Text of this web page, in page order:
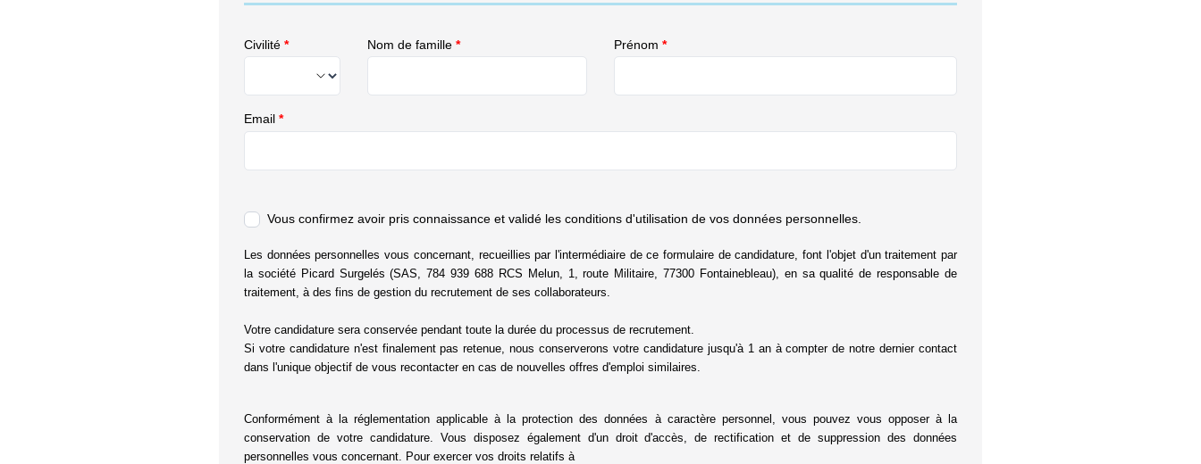
Civilité * Nom de famille * Prénom *
Email *
Vous confirmez avoir pris connaissance et validé les conditions d'utilisation de vos données personnelles.
Les données personnelles vous concernant, recueillies par l'intermédiaire de ce formulaire de candidature, font l'objet d'un traitement par
la société Picard Surgelés (SAS, 784 939 688 RCS Melun, 1, route Militaire, 77300 Fontainebleau), en sa qualité de responsable de
traitement, à des fins de gestion du recrutement de ses collaborateurs.
Votre candidature sera conservée pendant toute la durée du processus de recrutement.
Si votre candidature n'est finalement pas retenue, nous conserverons votre candidature jusqu'à 1 an à compter de notre dernier contact
dans l'unique objectif de vous recontacter en cas de nouvelles offres d'emploi similaires.
Conformément à la réglementation applicable à la protection des données à caractère personnel, vous pouvez vous opposer à la
conservation de votre candidature. Vous disposez également d'un droit d'accès, de rectification et de suppression des données
personnelles vous concernant. Pour exercer vos droits relatifs à